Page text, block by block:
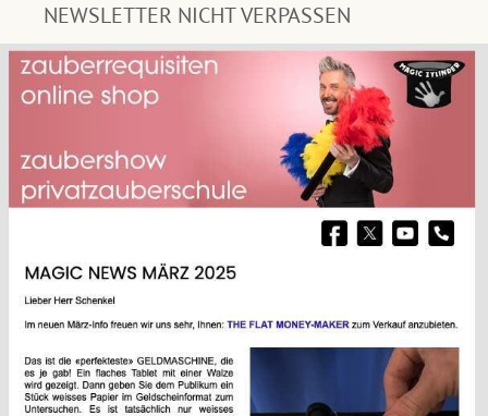
NEWSLETTER NICHT VERPASSEN